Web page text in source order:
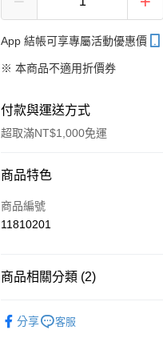
App 結帳可享專屬活動優惠價
※ 本商品不適用折價券
付款與運送方式
超取滿NT$1,000免運
付款方式
信用卡一次付款
合作金庫商業銀行
上海商業儲蓄銀行
LINE Pay
商品特色
商品編號
11810201
商品相關分類 (2)
分享 客服